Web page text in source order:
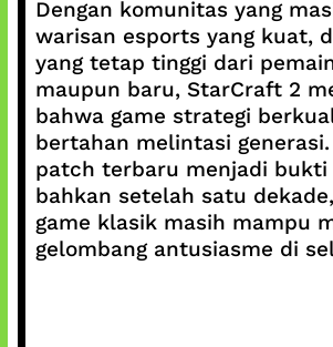
Dengan komunitas yang
warisan esports yang kuat,
yang tetap tinggi dari
maupun baru, StarCraft 2
bahwa game strategi
bertahan melintasi
patch terbaru menjadi bukti
bahkan setelah satu
game klasik masih mampu
gelombang antusiasme di